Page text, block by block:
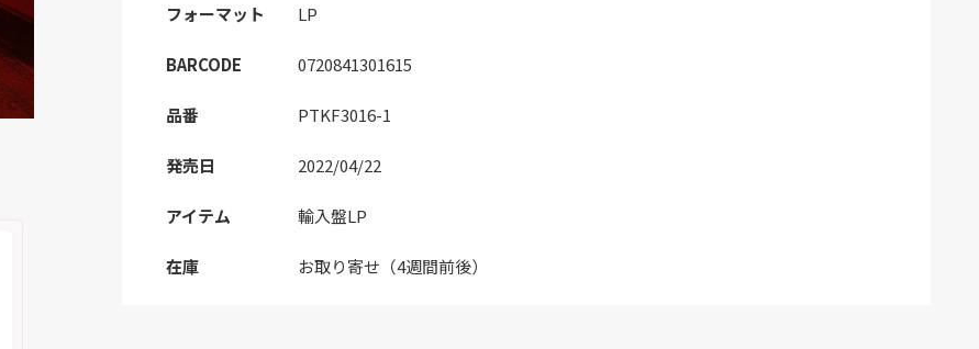
フォーマット LP
BARCODE 0720841301615
品番 PTKF3016-1
発売日 2022/04/22
アイテム 輸入盤LP
在庫 お取り寄せ（4週間前後）